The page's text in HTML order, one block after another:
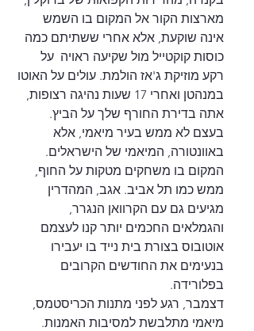
מארצות הקור אל המקום בו השמש
אינה שוקעת, אלא אחרי ששתיתם כמה
כוסות קוקטייל מול שקיעה ראויה  על
רקע מוזיקת ג'אז הולמת. עולים על האוטו
במנהטן ואחרי 17 שעות נהיגה רצופות,
אתה בדירת החורף שלך על הביץ.
בעצם לא ממש בעיר מיאמי, אלא
באוונטורה, המיאמי של הישראלים.
המקום בו משחקים מטקות על החוף,
ממש כמו תל אביב. אגב, המהדרין
מגיעים גם עם הקרוואן הנגרר,
והגמלאים החכמים יותר קנו לעצמם
אוטובוס בצורת בית נייד בו יעבירו
בנעימים את החודשים הקרובים
בפלורידה.
דצמבר, רגע לפני מתנות הכריסטמס,
מיאמי מתלבשת למסיבות האמנות.